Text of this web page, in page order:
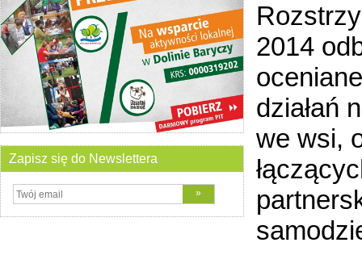
Zapisz się do Newslettera
2014
działań
we wsi,